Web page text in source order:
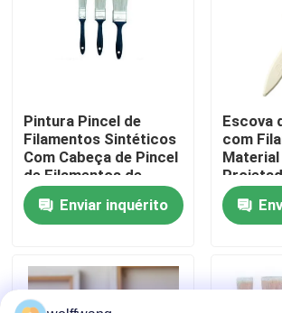
Controle de Qualidade
notícias
Todos os casos
Pincel de Filamento Sintético
Pintura Pincel de
Filamentos Sintéticos
Com Cabeça de Pincel
de Filamentos de
Poliéster Oculta e Cor
Branca Brilhante
Projetado para
Tinta
Enviar inquérito
Escova
com
Cabeça
Oco